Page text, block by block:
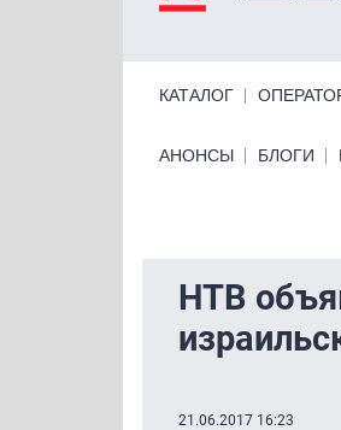
КАТАЛОГ
Primary links bottom
АНОНСЫ БЛОГИ
НТВ
21.06.2017 16:23